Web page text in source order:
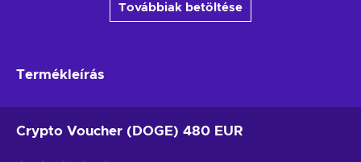
Továbbiak betöltése
Termékleírás
Crypto Voucher (DOGE) 480 EUR